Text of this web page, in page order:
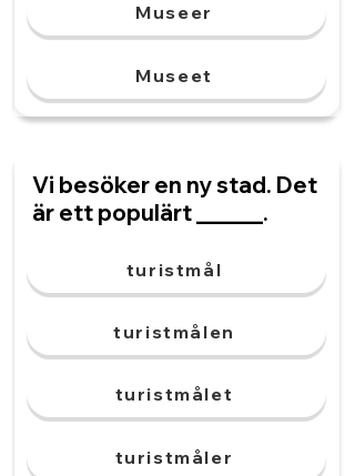
Museer
Museet
Vi besöker en ny stad. Det
är ett populärt ______.
turistmål
turistmålen
turistmålet
turistmåler